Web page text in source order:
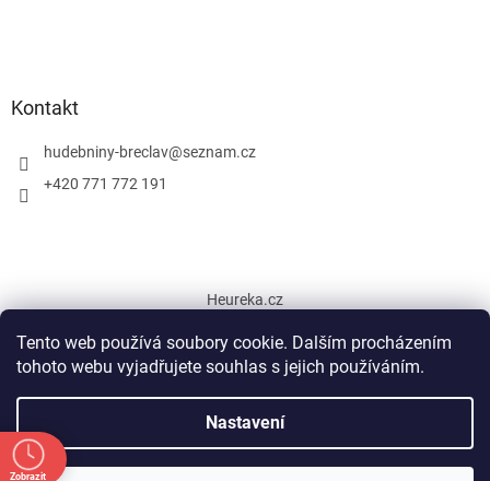
Tento web používá soubory cookie. Dalším procházením
tohoto webu vyjadřujete souhlas s jejich používáním.
Nastavení
Kontakt
hudebniny-breclav@seznam.cz
+420 771 772 191
Heureka.cz
Copyright 2026
Zobrazit